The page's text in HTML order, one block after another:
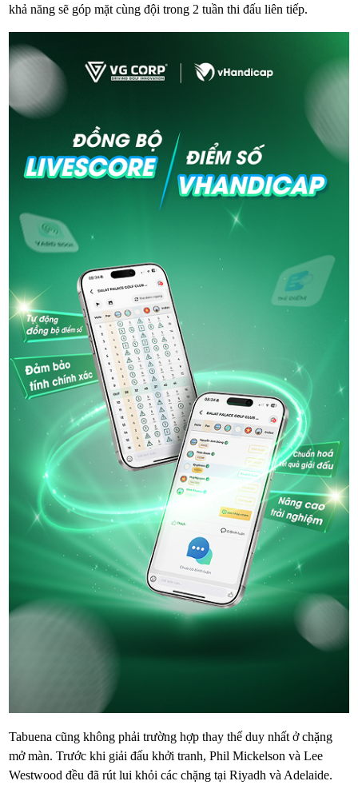
khả năng sẽ góp mặt cùng đội trong 2 tuần thi đấu liên tiếp.
Tabuena cũng không phải trường hợp thay thế duy nhất ở chặng
mở màn. Trước khi giải đấu khởi tranh, Phil Mickelson và Lee
Westwood đều đã rút lui khỏi các chặng tại Riyadh và Adelaide.